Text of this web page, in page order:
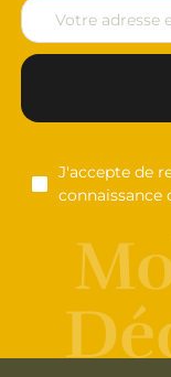
J'accepte de